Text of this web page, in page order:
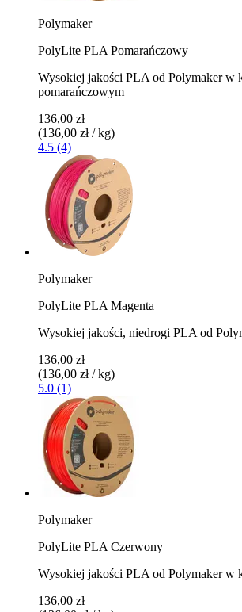
Polymaker
PolyLite PLA Pomarańczowy
Wysokiej jakości PLA od Polymaker w
pomarańczowym
136,00 zł
(136,00 zł / kg)
4.5 (4)
Polymaker
PolyLite PLA Magenta
Wysokiej jakości, niedrogi PLA od
136,00 zł
(136,00 zł / kg)
5.0 (1)
Polymaker
PolyLite PLA Czerwony
Wysokiej jakości PLA od Polymaker w
136,00 zł